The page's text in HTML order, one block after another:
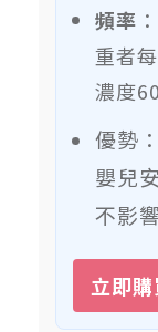
頻率
重者
濃度
優勢
嬰兒
不影
立即購